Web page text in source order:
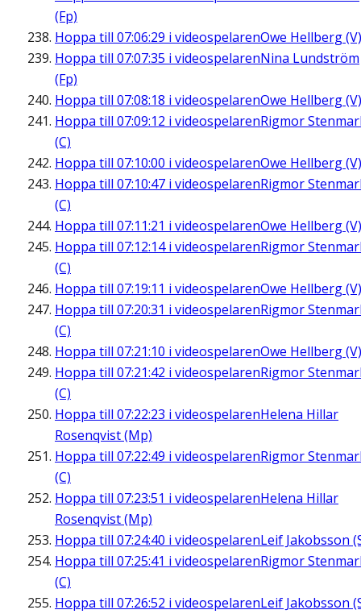
(Fp)
Hoppa till 07:06:29 i videospelarenOwe Hellberg (V)
Hoppa till 07:07:35 i videospelarenNina Lundström
(Fp)
Hoppa till 07:08:18 i videospelarenOwe Hellberg (V)
Hoppa till 07:09:12 i videospelarenRigmor
(C)
Hoppa till 07:10:00 i videospelarenOwe Hellberg (V)
Hoppa till 07:10:47 i videospelarenRigmor
(C)
Hoppa till 07:11:21 i videospelarenOwe Hellberg (V)
Hoppa till 07:12:14i videospelarenRigmor
(C)
Hoppa till 07:19:11 i videospelarenOwe Hellberg (V)
Hoppa till 07:20:31 i videospelarenRigmor
(C)
Hoppa till 07:21:10 i videospelarenOwe Hellberg (V)
Hoppa till 07:21:42 i videospelarenRigmor
(C)
Hoppa till 07:22:23 i videospelarenHelena Hillar
Rosenqvist (Mp)
Hoppa till 07:22:49 i videospelarenRigmor
(C)
Hoppa till 07:23:51 i videospelarenHelena Hillar
Rosenqvist (Mp)
Hoppa till 07:24:40 i videospelarenLeif Jakobsson
Hoppa till 07:25:41 i videospelarenRigmor
(C)
Hoppa till 07:26:52 i videospelarenLeif Jakobsson